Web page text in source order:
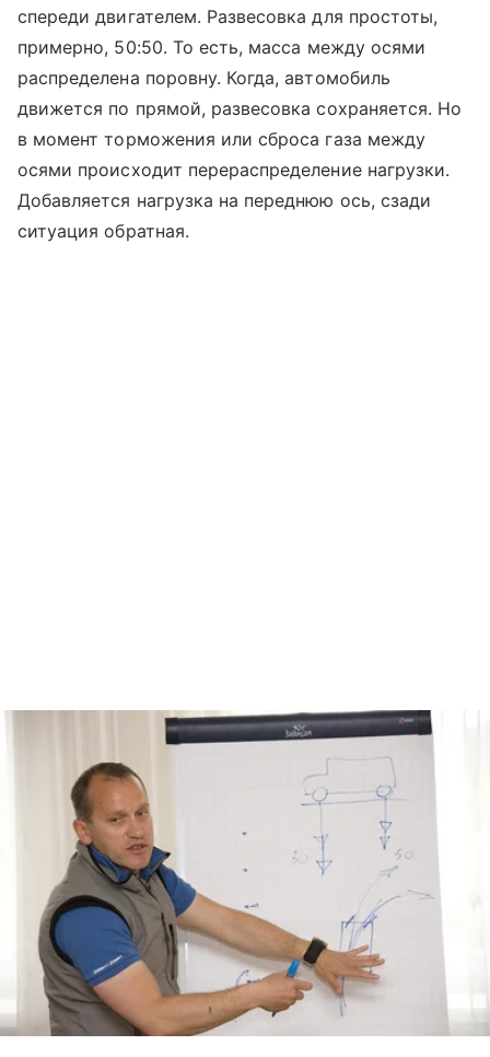
спереди двигателем. Развесовка для простоты,
примерно, 50:50. То есть, масса между осями
распределена поровну. Когда, автомобиль
движется по прямой, развесовка сохраняется. Но
в момент торможения или сброса газа между
осями происходит перераспределение нагрузки.
Добавляется нагрузка на переднюю ось, сзади
ситуация обратная.